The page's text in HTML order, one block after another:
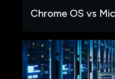
Chrome OS vs